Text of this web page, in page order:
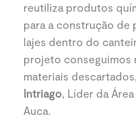
reutiliza produtos
para a construção de
lajes dentro do
projeto conseguimos
materiais
Intriago, Líder da
Auca.